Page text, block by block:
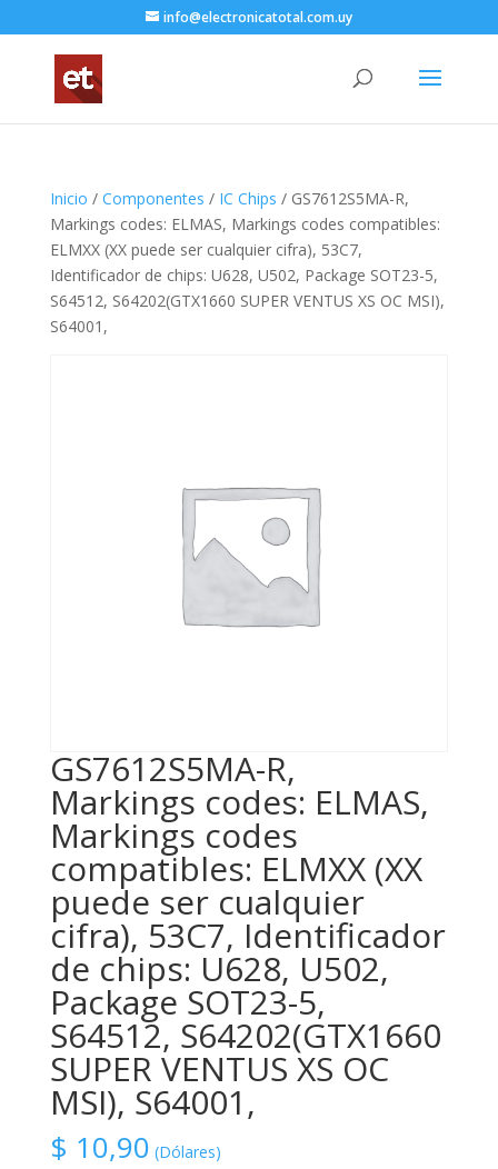
info@electronicatotal.com.uy
Inicio / Componentes / IC Chips / GS7612S5MA-R,
Markings codes: ELMAS, Markings codes compatibles:
ELMXX (XX puede ser cualquier cifra), 53C7,
Identificador de chips: U628, U502, Package SOT23-5,
S64512, S64202(GTX1660 SUPER VENTUS XS OC MSI),
S64001,
GS7612S5MA-R,
Markings codes: ELMAS,
Markings codes
compatibles: ELMXX (XX
puede ser cualquier
cifra), 53C7, Identificador
de chips: U628, U502,
Package SOT23-5,
S64512, S64202(GTX1660
SUPER VENTUS XS OC
MSI), S64001,
$ 10,90 (Dólares)